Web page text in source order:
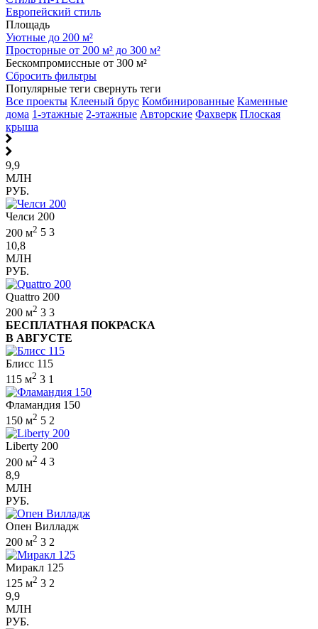
Европейский стиль
Площадь
Уютные до 200 м²
Просторные от 200 м² до 300 м²
Бескомпромиссные от 300 м²
Сбросить фильтры
Популярные теги свернуть теги
Все проекты Клееный брус Комбинированные Каменные
дома 1-этажные 2-этажные Авторские Фахверк Плоская
крыша
9,9
МЛН
РУБ.
Челси 200
200 м2 5 3
10,8
МЛН
РУБ.
Quattro 200
200 м2 3 3
БЕСПЛАТНАЯ ПОКРАСКА
В АВГУСТЕ
Блисс 115
115 м2 3 1
Фламандия 150
150 м2 5 2
Liberty 200
200 м2 4 3
8,9
МЛН
РУБ.
Опен Вилладж
200 м2 3 2
Миракл 125
125 м2 3 2
9,9
МЛН
РУБ.